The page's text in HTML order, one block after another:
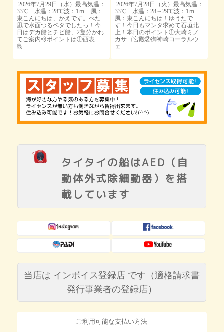
2026年7月29日（水）最高気温：
33℃ 水温：28℃波：1ｍ 風：
東こんにちは、かえです。べた
凪で水面つるペタでしたっ！今
日はデカ船とチビ船、2隻分かれ
てご案内💨ポイントは①西表
島…
2026年7月28日（火）最高気温：
33℃ 水温：28～29℃波：1ｍ
風：東こんにちは！ゆうたで
す！今日もマンタ求めて石垣北
上！本日のポイント①大崎ミノ
カサゴ宮殿②御神崎コーラルウ
ェ…
タイタイの船はAED （自
動体外式除細動器） を搭
載しています
当店は インボイス登録店 です （適格請求書
発行事業者の登録店）
ご利用可能な支払い方法